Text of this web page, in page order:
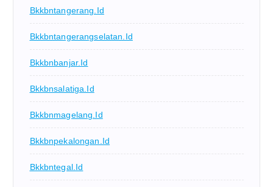
Bkkbntangerang.id
Bkkbntangerangselatan.id
Bkkbnbanjar.id
Bkkbnsalatiga.id
Bkkbnmagelang.id
Bkkbnpekalongan.id
Bkkbntegal.id